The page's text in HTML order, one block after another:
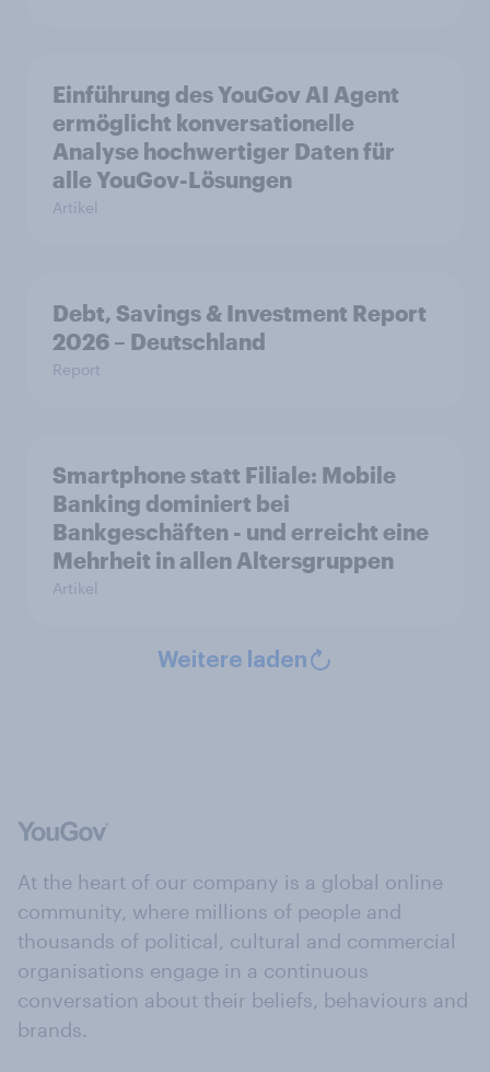
Einführung des YouGov AI Agent
ermöglicht konversationelle
Analyse hochwertiger Daten für
alle YouGov-Lösungen
Artikel
Debt, Savings & Investment Report
2026 – Deutschland
Report
Smartphone statt Filiale: Mobile
Banking dominiert bei
Bankgeschäften - und erreicht eine
Mehrheit in allen Altersgruppen
Artikel
Weitere laden
At the heart of our company is a global online
community, where millions of people and
thousands of political, cultural and commercial
organisations engage in a continuous
conversation about their beliefs, behaviours and
brands.